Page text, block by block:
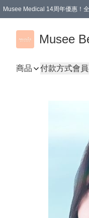
Musee Medical 14周年優惠！
Musee
商品 付款方式會